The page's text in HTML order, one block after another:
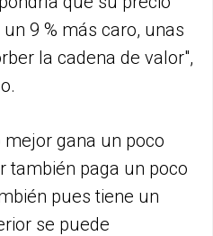
9 % más caro, unas
la cadena de valor",
mejor gana un poco
también paga un poco
pues tiene un
se puede